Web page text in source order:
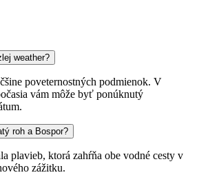
weather?
poveternostných podmienok. V
vám môže byť ponúknutý
roh a Bospor?
plavieb, ktorá zahŕňa obe vodné cesty v
zážitku.